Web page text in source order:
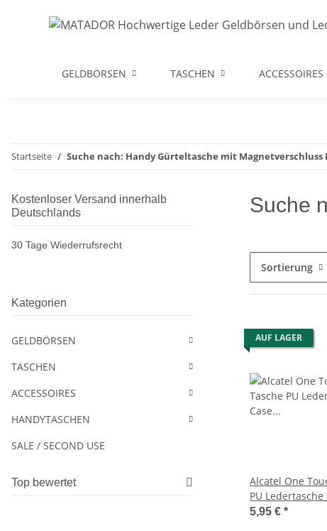
GELDBÖRSEN TASCHEN ACCESSOIRES
Startseite Suche nach: Handy Gürteltasche mit Magnetverschluss
Suche
Sortierung
AUF LAGER
Alcatel One
PU Ledertasche
Schwarz
5,95 € *
Kostenloser Versand innerhalb
Deutschlands
30 Tage Wiederrufsrecht
Kategorien
GELDBÖRSEN
TASCHEN
ACCESSOIRES
HANDYTASCHEN
SALE / SECOND USE
Top bewertet